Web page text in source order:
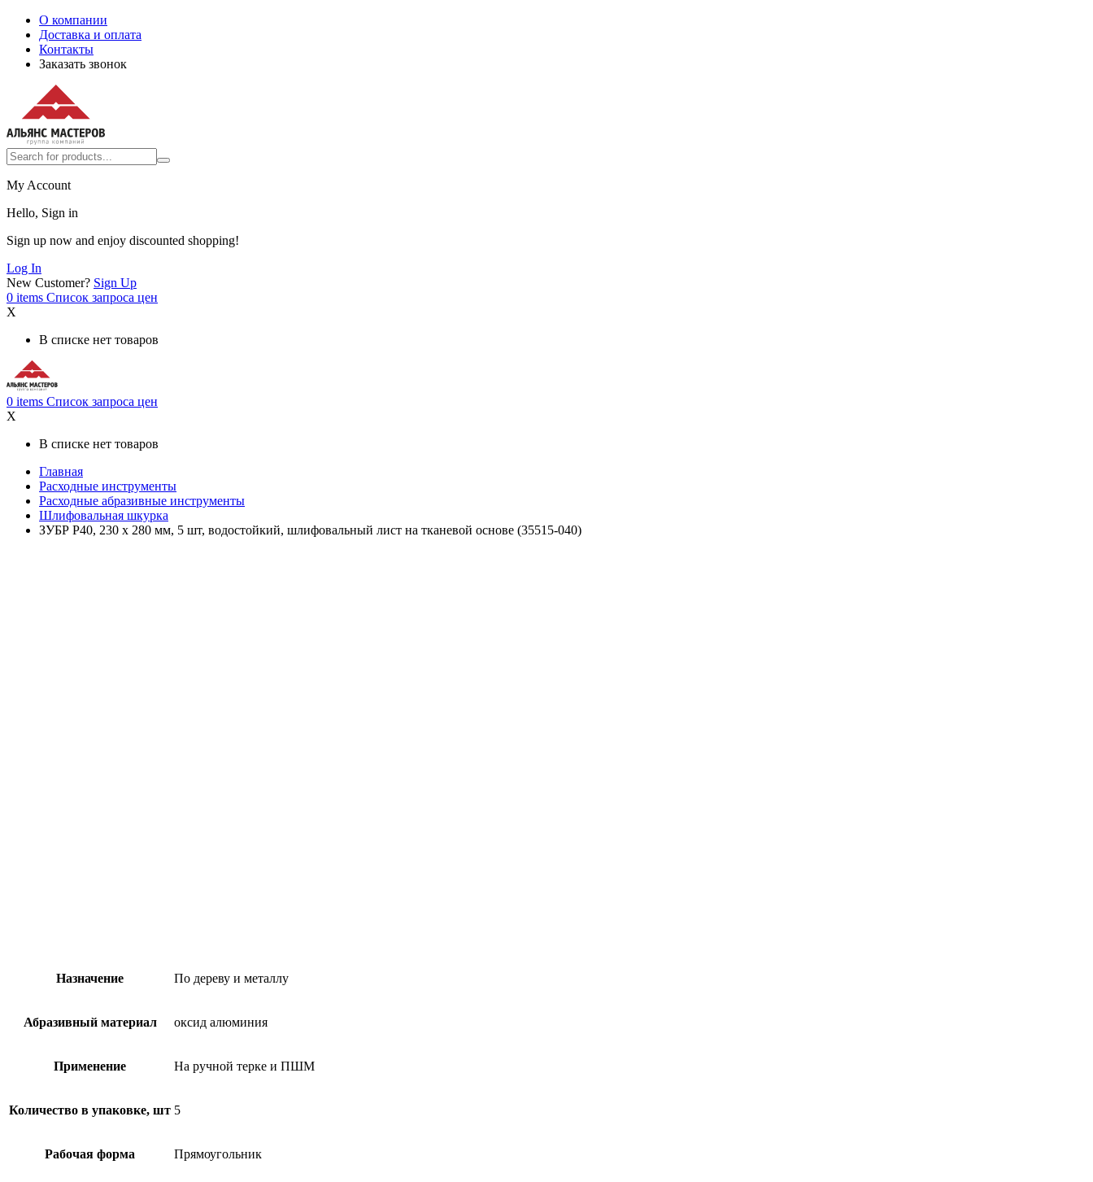
О компании
Доставка и оплата
Контакты
Заказать звонок
My Account
Hello, Sign in
Sign up now and enjoy discounted shopping!
Log In
New Customer? Sign Up
0 items Список запроса цен
X
В списке нет товаров
0 items Список запроса цен
X
В списке нет товаров
Главная
Расходные инструменты
Расходные абразивные инструменты
Шлифовальная шкурка
ЗУБР Р40, 230 х 280 мм, 5 шт, водостойкий, шлифовальный лист на тканевой основе (35515-040)
Назначение По дереву и металлу
Абразивный материал оксид алюминия
Применение На ручной терке и ПШМ
Количество в упаковке, шт 5
Рабочая форма Прямоугольник